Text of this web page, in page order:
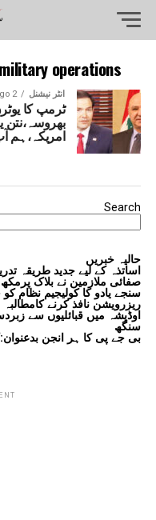
operations"
انٹر نیشنل 2 months ago
ٹرمپ کا
بھروسہ،نتن
امریکہ،ہم
Search
حالیہ خبریں
اساتذہ کے لیے جدید طریقہ
صفائی ملازمین نے بلاک
سنجے یادو کا کولیجیم نظام
ریزرویشن نافذ کرنے کامطالبہ
سنگھ
بی جے پی کا ہر انجن